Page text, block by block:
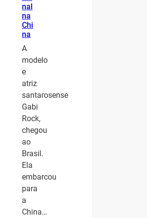
nal
na
Chi
na
A
modelo
e
atriz
santarosense
Gabi
Rock,
chegou
ao
Brasil.
Ela
embarcou
para
a
China…